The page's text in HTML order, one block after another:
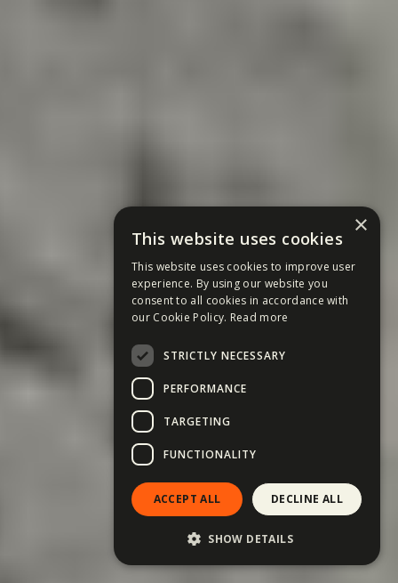
Du-mă acolo! →
×
This website uses cookies
This website uses cookies to improve user
experience. By using our website you
consent to all cookies in accordance with
our Cookie Policy. Read more
STRICTLY NECESSARY
PERFORMANCE
TARGETING
FUNCTIONALITY
ACCEPT ALL DECLINE ALL
SHOW DETAILS